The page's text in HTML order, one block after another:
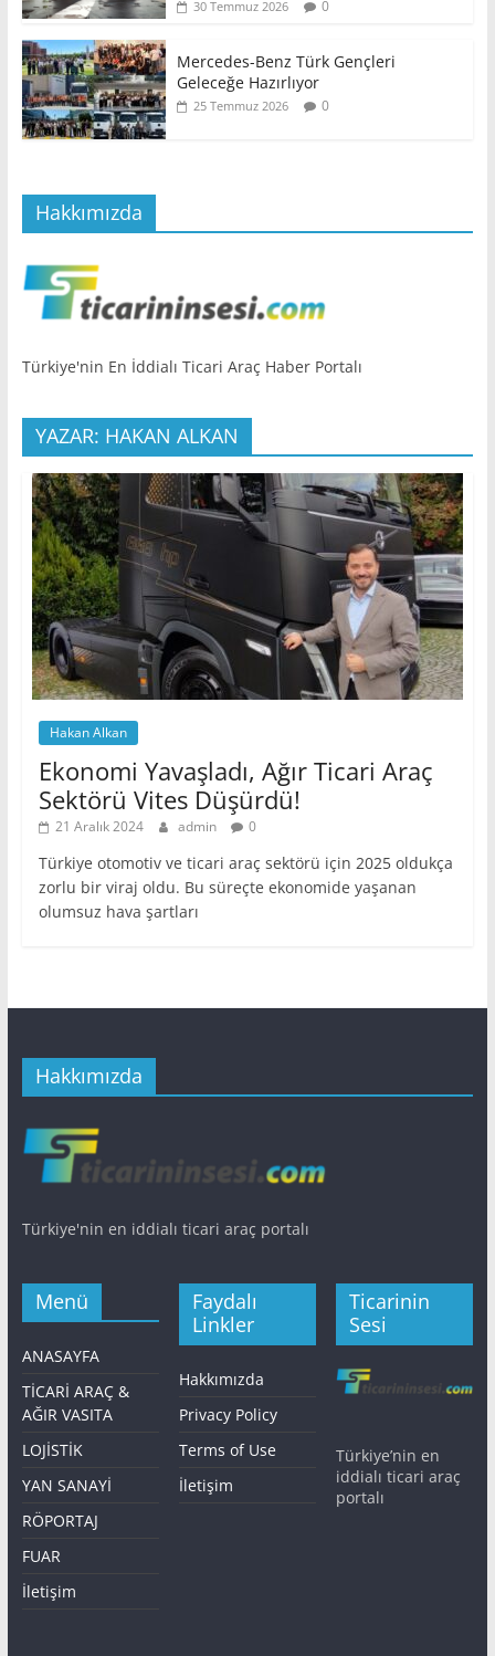
30 Temmuz 2026 0
Mercedes-Benz Türk Gençleri
Geleceğe Hazırlıyor
25 Temmuz 2026 0
Hakkımızda
Türkiye'nin En İddialı Ticari Araç Haber Portalı
YAZAR: HAKAN ALKAN
Hakan Alkan
Ekonomi Yavaşladı, Ağır Ticari Araç
Sektörü Vites Düşürdü!
21 Aralık 2024 admin 0
Türkiye otomotiv ve ticari araç sektörü için 2025 oldukça
zorlu bir viraj oldu. Bu süreçte ekonomide yaşanan
olumsuz hava şartları
Hakkımızda
Türkiye'nin en iddialı ticari araç portalı
Menü
ANASAYFA
TİCARİ ARAÇ &
AĞIR VASITA
LOJİSTİK
YAN SANAYİ
RÖPORTAJ
FUAR
İletişim
Faydalı
Linkler
Hakkımızda
Privacy Policy
Terms of Use
İletişim
Ticarinin
Sesi
Türkiye’nin en
iddialı ticari araç
portalı